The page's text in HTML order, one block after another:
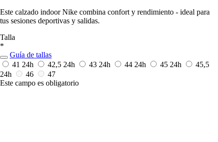
Este calzado indoor Nike combina confort y rendimiento - ideal para
tus sesiones deportivas y salidas.
Talla
*
Guía de tallas
41 24h 42,5 24h 43 24h 44 24h 45 24h
45,5
24h
46
47
Este campo es obligatorio